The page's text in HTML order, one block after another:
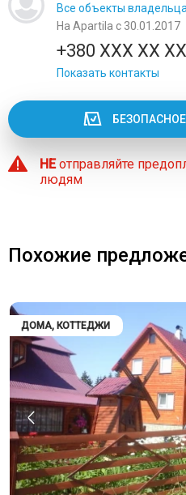
Все объекты владельца
На Apartila с 30.01.2017
+380 XXX XX XX
Показать контакты
НЕотправляйте
людям
Похожие
ДОМА, КОТТЕДЖИ